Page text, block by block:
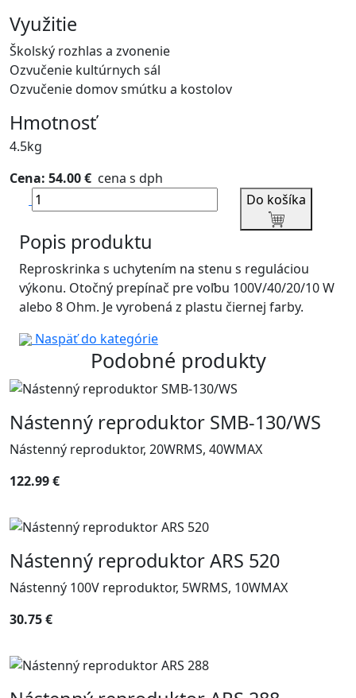
Využitie
Školský rozhlas a zvonenie
Ozvučenie kultúrnych sál
Ozvučenie domov smútku a kostolov
Hmotnosť
4.5kg
Cena: 54.00 € cena s dph
Do košíka
Popis produktu
Reproskrinka s uchytením na stenu s reguláciou
výkonu. Otočný prepínač pre voľbu 100V/40/20/10 W
alebo 8 Ohm. Je vyrobená z plastu čiernej farby.
Naspäť do kategórie
Podobné produkty
Nástenný reproduktor SMB-130/WS
Nástenný reproduktor, 20WRMS, 40WMAX
122.99 €
Nástenný reproduktor ARS 520
Nástenný 100V reproduktor, 5WRMS, 10WMAX
30.75 €